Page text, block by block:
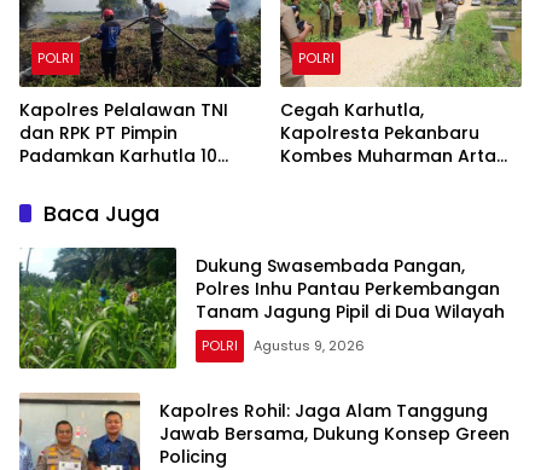
POLRI
Kapolres Pelalawan TNI
dan RPK PT Pimpin
Padamkan Karhutla 10
Water Bombing Diterjunkan
POLRI
Cegah Karhutla,
Kapolresta Pekanbaru
Kombes Muharman Arta
Baca Juga
Dukung Swasembada Pangan,
Polres Inhu Pantau Perkembangan
POLRI Agustus 9, 2026
Kapolres Rohil: Jaga Alam Tanggung
Jawab Bersama, Dukung Konsep Green
Policing